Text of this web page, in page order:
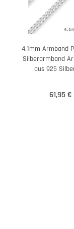
4,1mm Armband
Silberarmband
aus 925
61,95 €